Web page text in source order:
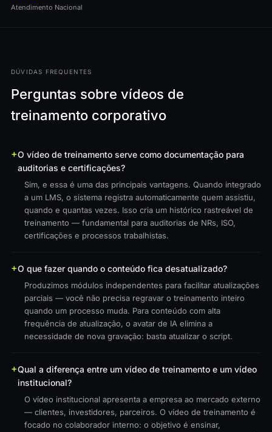
Atendimento Nacional
DÚVIDAS FREQUENTES
Perguntas sobre vídeos de
treinamento corporativo
O vídeo de treinamento serve como documentação para
auditorias e certificações?
Sim, e essa é uma das principais vantagens. Quando integrado
a um LMS, o sistema registra automaticamente quem assistiu,
quando e quantas vezes. Isso cria um histórico rastreável de
treinamento — fundamental para auditorias de NRs, ISO,
certificações e processos trabalhistas.
O que fazer quando o conteúdo fica desatualizado?
Produzimos módulos independentes para facilitar atualizações
parciais — você não precisa regravar o treinamento inteiro
quando um processo muda. Para conteúdo com alta
frequência de atualização, o avatar de IA elimina a
necessidade de nova gravação: basta atualizar o script.
Qual a diferença entre um vídeo de treinamento e um vídeo
institucional?
O vídeo institucional apresenta a empresa ao mercado externo
— clientes, investidores, parceiros. O vídeo de treinamento é
focado no colaborador interno: o objetivo é ensinar,